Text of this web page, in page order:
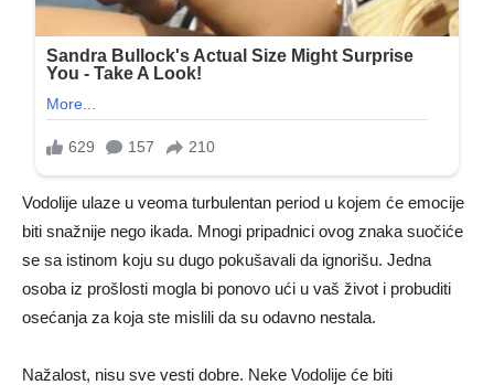
Vodolije ulaze u veoma turbulentan period u kojem će emocije
biti snažnije nego ikada. Mnogi pripadnici ovog znaka suočiće
se sa istinom koju su dugo pokušavali da ignorišu. Jedna
osoba iz prošlosti mogla bi ponovo ući u vaš život i probuditi
osećanja za koja ste mislili da su odavno nestala.
Nažalost, nisu sve vesti dobre. Neke Vodolije će biti